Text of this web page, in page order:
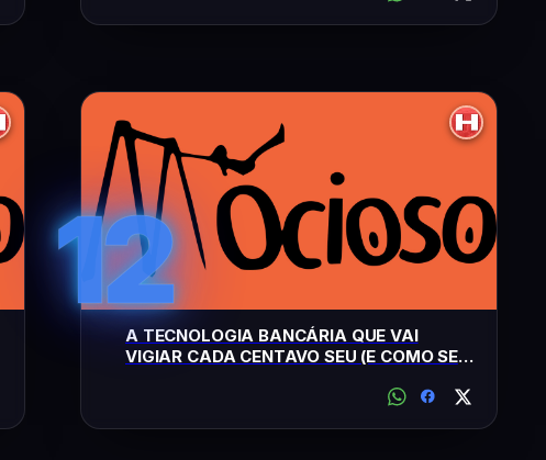
12
A TECNOLOGIA BANCÁRIA QUE VAI
VIGIAR CADA CENTAVO SEU (E COMO SE